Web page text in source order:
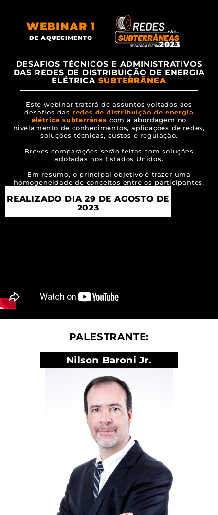
WEBINAR 1
DE AQUECIMENTO
2023
DESAFIOS TÉCNICOS E ADMINISTRATIVOS
DAS REDES DE DISTRIBUIÇÃO DE ENERGIA
ELÉTRICA SUBTERRÂNEA
Este webinar tratará de assuntos voltados aos
desafios das redes de distribuição de energia
elétrica subterrânea com a abordagem no
nivelamento de conhecimentos, aplicações de redes,
soluções técnicas, custos e regulação.
Breves comparações serão feitas com soluções
adotadas nos Estados Unidos.
Em resumo, o principal objetivo é trazer uma
homogeneidade de conceitos entre os participantes.
REALIZADO DIA 29 DE AGOSTO DE
2023
PALESTRANTE:
Nilson Baroni Jr.